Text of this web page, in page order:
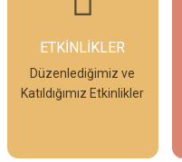
GÜNCEL
DUYURULAR
En Son Duyurular